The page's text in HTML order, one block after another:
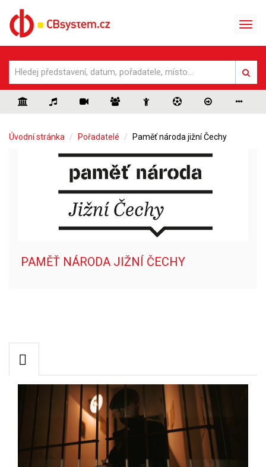
Úvodní stránka Pořadatelé Paměť národa jižní Čechy
PAMĚŤ NÁRODA JIŽNÍ ČECHY